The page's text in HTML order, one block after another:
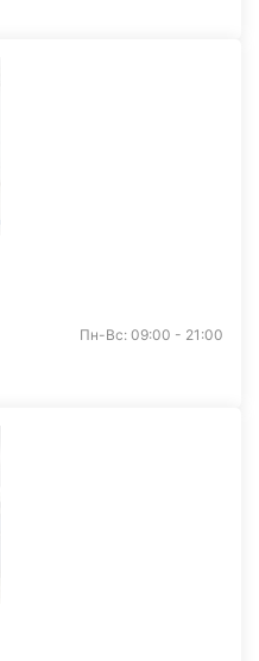
Пн-Вс: 09:00 - 21:00